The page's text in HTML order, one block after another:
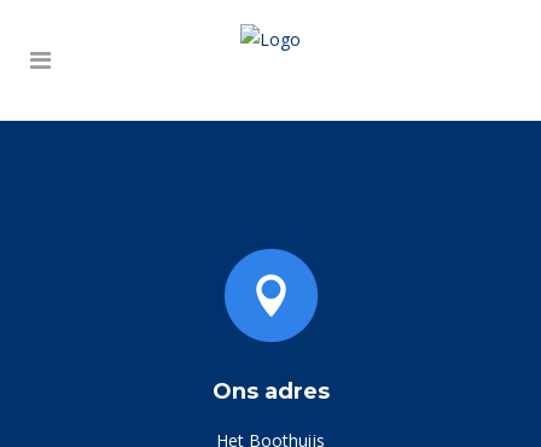
Ons adres
Het Boothuijs